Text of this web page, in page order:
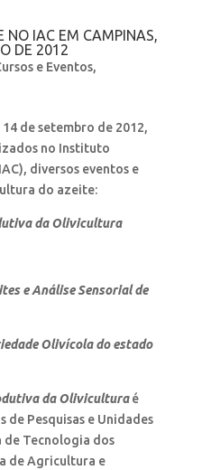
NO IAC EM CAMPINAS,
DE 2012
e Eventos,
de setembro de 2012,
no Instituto
diversos eventos e
do azeite:
da Olivicultura
e Análise Sensorial de
Olivícola do estado
da Oliviculturaé
Pesquisas e Unidades
de Tecnologia dos
de Agricultura e